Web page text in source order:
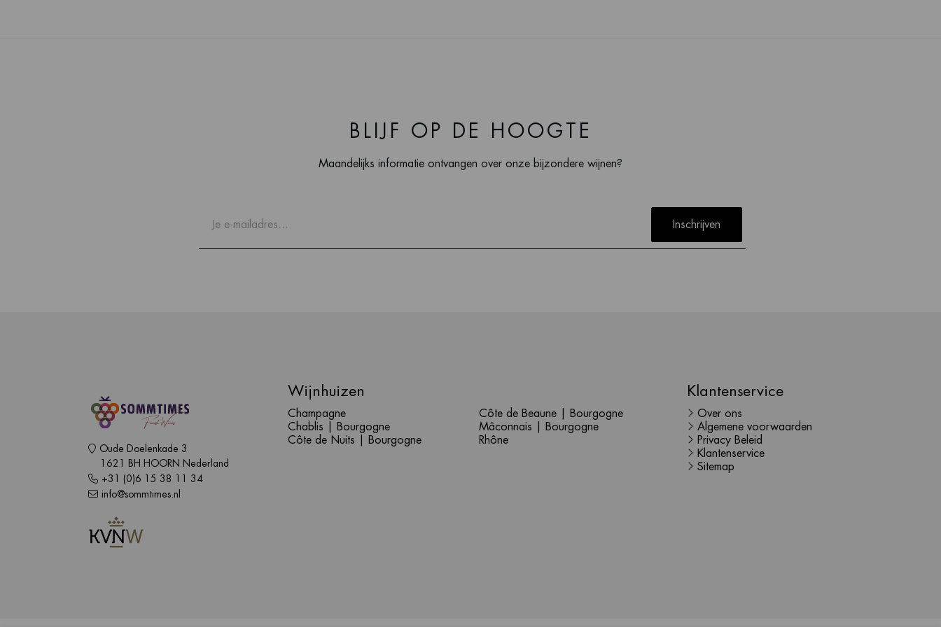
BLIJF OP DE HOOGTE
Maandelijks informatie ontvangen over onze bijzondere wijnen?
Inschrijven
Oude Doelenkade 3
1621 BH HOORN Nederland
+31 (0)6 15 38 11 34
info@sommtimes.nl
Wijnhuizen
Champagne
Chablis | Bourgogne
Côte de Nuits | Bourgogne
Côte de Beaune | Bourgogne
Mâconnais | Bourgogne
Rhône
Klantenservice
Over ons
Algemene voorwaarden
Privacy Beleid
Klantenservice
Sitemap